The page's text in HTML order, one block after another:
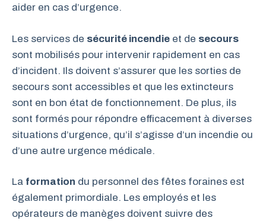
aider en cas d’urgence.
Les services de sécurité incendie et de secours
sont mobilisés pour intervenir rapidement en cas
d’incident. Ils doivent s’assurer que les sorties de
secours sont accessibles et que les extincteurs
sont en bon état de fonctionnement. De plus, ils
sont formés pour répondre efficacement à diverses
situations d’urgence, qu’il s’agisse d’un incendie ou
d’une autre urgence médicale.
La formation du personnel des fêtes foraines est
également primordiale. Les employés et les
opérateurs de manèges doivent suivre des